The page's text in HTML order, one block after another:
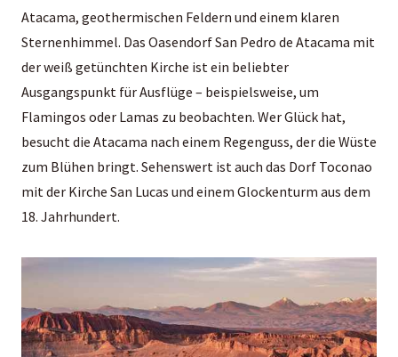
Atacama, geothermischen Feldern und einem klaren
Sternenhimmel. Das Oasendorf San Pedro de Atacama mit
der weiß getünchten Kirche ist ein beliebter
Ausgangspunkt für Ausflüge – beispielsweise, um
Flamingos oder Lamas zu beobachten. Wer Glück hat,
besucht die Atacama nach einem Regenguss, der die Wüste
zum Blühen bringt. Sehenswert ist auch das Dorf Toconao
mit der Kirche San Lucas und einem Glockenturm aus dem
18. Jahrhundert.